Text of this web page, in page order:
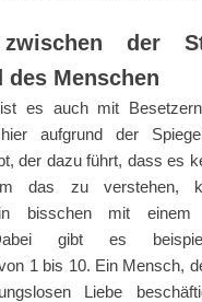
zwischen der
des Menschen
es auch mit
aufgrund der
der dazu führt, dass es
das zu verstehen,
bisschen mit einem
gibt es
1 bis 10. Ein Mensch,
Liebe